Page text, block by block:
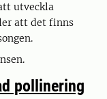
utveckla
att det finns
pollinering